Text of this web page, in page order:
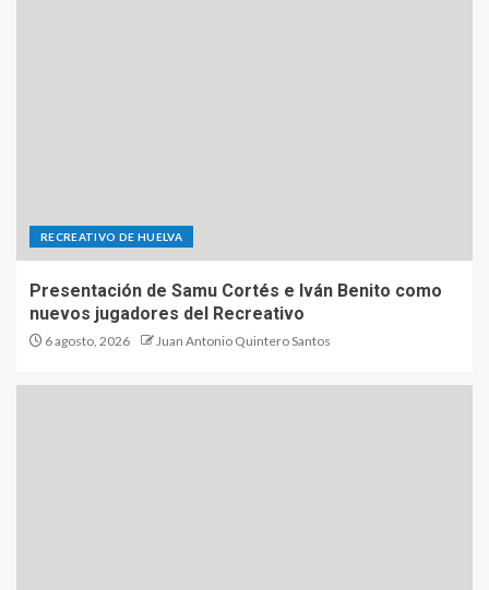
RECREATIVO DE HUELVA
Presentación de Samu Cortés e Iván Benito como
nuevos jugadores del Recreativo
6 agosto, 2026 Juan Antonio Quintero Santos